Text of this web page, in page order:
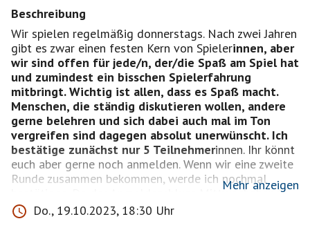
Beschreibung
Wir spielen regelmäßig donnerstags. Nach zwei Jahren
gibt es zwar einen festen Kern von Spielerinnen, aber
wir sind offen für jede/n, der/die Spaß am Spiel hat
und zumindest ein bisschen Spielerfahrung
mitbringt. Wichtig ist allen, dass es Spaß macht.
Menschen, die ständig diskutieren wollen, andere
gerne belehren und sich dabei auch mal im Ton
vergreifen sind dagegen absolut unerwünscht. Ich
bestätige zunächst nur 5 Teilnehmerinnen. Ihr könnt
euch aber gerne noch anmelden. Wenn wir eine zweite
Runde zusammen bekommen, werde ich nochmal
bestätigen. Da der Anmeldeschluss Mittwochabend
ist, kann das also auch kurzfristig sein. Wem das zu
lange dauert, melde sich bitte gleich wieder ab.
Mehr anzeigen
Do., 19.10.2023, 18:30 Uhr